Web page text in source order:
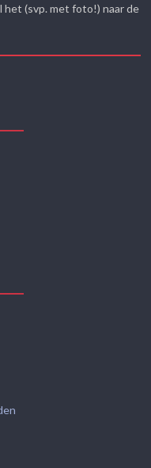
het (svp. met foto!) naar de